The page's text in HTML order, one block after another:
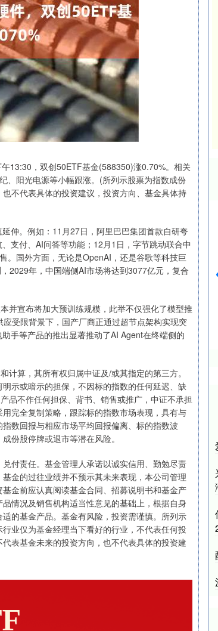
13:30，双创50ETF基金(588350)涨0.70%。相关
、阳光电源等小幅跟涨。(所列示股票为指数成份
不代表具体的投资建议，投资方向、基金具体持
伸。例如：11月27日，阿里巴巴集团首款自研夸
支付、AI问答等功能；12月1日，字节跳动联合中
。国外方面，无论是OpenAI，还是谷歌等科技巨
2029年，中国端侧AI市场将达到3077亿元，复合
并宣布将加大预训练规模，此举不仅强化了模型推
受限背景下，国产厂商正通过超节点架构实现突
手等产品的推出显著推动了AI Agent在终端侧的
计算，其所有权归属中证及/或其指定的第三方。
示或暗示的担保，不因标的指数的任何延迟、缺
品不作任何担保、背书、销售或推广，中证不承担
完全复制策略，跟踪标的指数市场表现，具有与
数回报与相应市场平均回报偏离、标的指数波
份股停牌或退市等潜在风险。
付责任。基金管理人承诺以诚实信用、勤勉尽责
金的过往业绩并不预示其未来表现，本公司管理
金前应认真阅读基金合同、招募说明书和基金产
情况及销售机构适当性意见的基础上，根据自身
的基金产品。基金有风险，投资需谨慎。所列示
业仅为基金经理当下看好的行业，不代表任何投
表基金未来的投资方向，也不代表具体的投资建